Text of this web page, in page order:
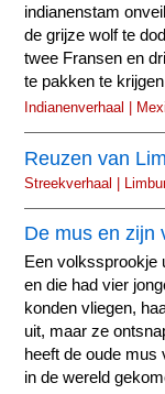
indianenstam
de grijze wolf te
twee Fransen en
te pakken te
Indianenverhaal |
Reuzen van
Streekverhaal |
De mus en zijn
Een volkssprookje
en die had vier
konden vliegen,
uit, maar ze
heeft de oude mus
in de wereld